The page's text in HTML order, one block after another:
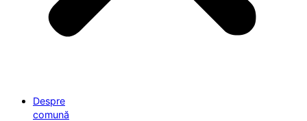
Despre
comună